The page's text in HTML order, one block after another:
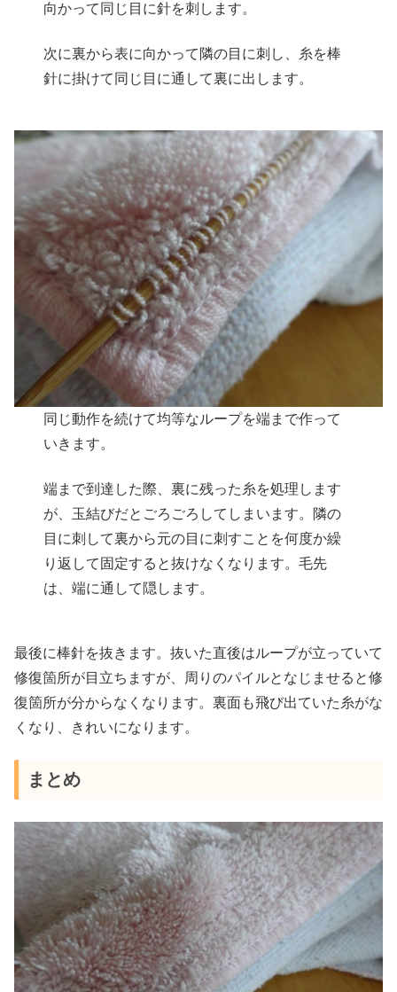
向かって同じ目に針を刺します。
次に裏から表に向かって隣の目に刺し、糸を棒
針に掛けて同じ目に通して裏に出します。
同じ動作を続けて均等なループを端まで作って
いきます。
端まで到達した際、裏に残った糸を処理します
が、玉結びだとごろごろしてしまいます。隣の
目に刺して裏から元の目に刺すことを何度か繰
り返して固定すると抜けなくなります。毛先
は、端に通して隠します。
最後に棒針を抜きます。抜いた直後はループが立っていて
修復箇所が目立ちますが、周りのパイルとなじませると修
復箇所が分からなくなります。裏面も飛び出ていた糸がな
くなり、きれいになります。
まとめ